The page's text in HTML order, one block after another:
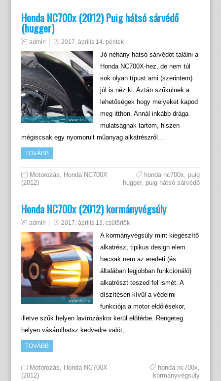
Honda NC700x (2012) Puig hátsó sárvédő
(hugger)
admin 2017. április 14. péntek
Jó néhány hátsó sárvédőt találni a
Honda NC700X-hez, de nem túl
sok olyan típust ami (szerintem)
jól is néz ki. Aztán szűkülnek a
lehetőségek hogy melyeket kapod
meg itthon. Annál inkább drága
mulatságnak tartom, hiszen
mégiscsak egy nyomorult műanyag alkatrészről…
TOVÁBB
Motorozás, Honda NC700X
(2012)
honda nc700x, puig
hugger, puig hátsó sárvédő
Honda NC700x (2012) kormányvégsúly
admin 2017. április 13. csütörtök
A kormányvégsúly mint kiegészítő
alkatrész, tipikus design elem
hacsak nem az eredeti (és
általában legjobban funkcionáló)
alkatrészt teszed fel ismét. A
díszítésen kívül a védelmi
funkciója a motor eldőlésekor,
illetve szűk helyen lavírozáskor kerül előtérbe. Rengeteg
helyen vásárolhatsz kedvedre valót,…
TOVÁBB
Motorozás, Honda NC700X
(2012)
honda nc700x,
kormányvégsúly